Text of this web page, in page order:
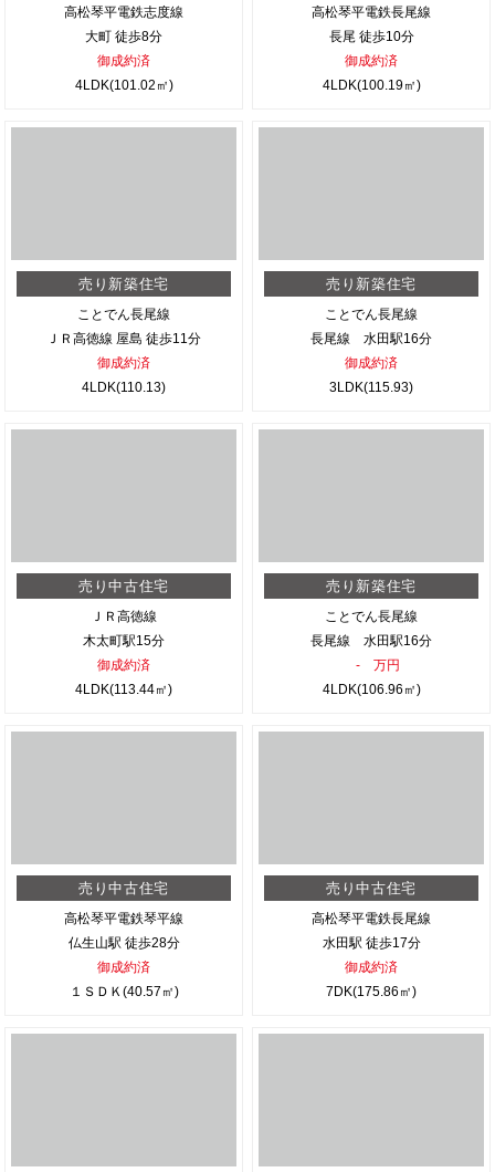
高松琴平電鉄志度線
大町 徒歩8分
御成約済
4LDK(101.02㎡)
高松琴平電鉄長尾線
長尾 徒歩10分
御成約済
4LDK(100.19㎡)
売り新築住宅
ことでん長尾線
ＪＲ高徳線 屋島 徒歩11分
御成約済
4LDK(110.13)
売り新築住宅
ことでん長尾線
長尾線 水田駅16分
御成約済
3LDK(115.93)
売り中古住宅
ＪＲ高徳線
木太町駅15分
御成約済
4LDK(113.44㎡)
売り新築住宅
ことでん長尾線
長尾線 水田駅16分
- 万円
4LDK(106.96㎡)
売り中古住宅
高松琴平電鉄琴平線
仏生山駅 徒歩28分
御成約済
１ＳＤＫ(40.57㎡)
売り中古住宅
高松琴平電鉄長尾線
水田駅 徒歩17分
御成約済
7DK(175.86㎡)